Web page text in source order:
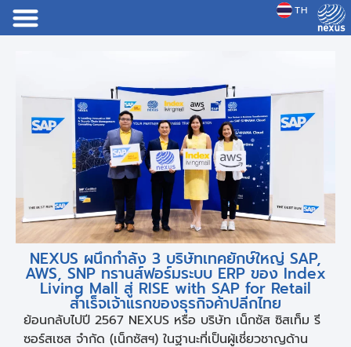
TH
JP
NEXUS ผนึกกำลัง 3 บริษัทเทคยักษ์ใหญ่ SAP,
AWS, SNP ทรานส์ฟอร์มระบบ ERP ของ Index
Living Mall สู่ RISE with SAP for Retail
สำเร็จเจ้าแรกของธุรกิจค้าปลีกไทย
ย้อนกลับไปปี 2567 NEXUS หรือ บริษัท เน็กซัส ซิสเท็ม รี
ซอร์สเซส จำกัด (เน็กซัสฯ) ในฐานะที่เป็นผู้เชี่ยวชาญด้าน